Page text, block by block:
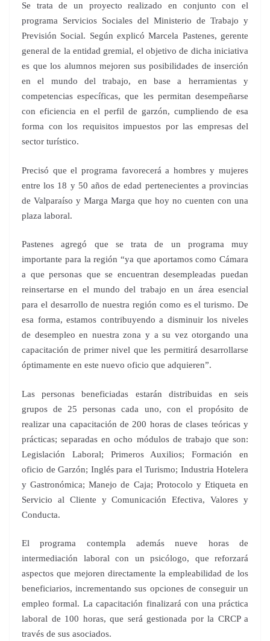
Se trata de un proyecto realizado en conjunto con el
programa Servicios Sociales del Ministerio de Trabajo y
Previsión Social. Según explicó Marcela Pastenes, gerente
general de la entidad gremial, el objetivo de dicha iniciativa
es que los alumnos mejoren sus posibilidades de inserción
en el mundo del trabajo, en base a herramientas y
competencias específicas, que les permitan desempeñarse
con eficiencia en el perfil de garzón, cumpliendo de esa
forma con los requisitos impuestos por las empresas del
sector turístico.
Precisó que el programa favorecerá a hombres y mujeres
entre los 18 y 50 años de edad pertenecientes a provincias
de Valparaíso y Marga Marga que hoy no cuenten con una
plaza laboral.
Pastenes agregó que se trata de un programa muy
importante para la región “ya que aportamos como Cámara
a que personas que se encuentran desempleadas puedan
reinsertarse en el mundo del trabajo en un área esencial
para el desarrollo de nuestra región como es el turismo. De
esa forma, estamos contribuyendo a disminuir los niveles
de desempleo en nuestra zona y a su vez otorgando una
capacitación de primer nivel que les permitirá desarrollarse
óptimamente en este nuevo oficio que adquieren”.
Las personas beneficiadas estarán distribuidas en seis
grupos de 25 personas cada uno, con el propósito de
realizar una capacitación de 200 horas de clases teóricas y
prácticas; separadas en ocho módulos de trabajo que son:
Legislación Laboral; Primeros Auxilios; Formación en
oficio de Garzón; Inglés para el Turismo; Industria Hotelera
y Gastronómica; Manejo de Caja; Protocolo y Etiqueta en
Servicio al Cliente y Comunicación Efectiva, Valores y
Conducta.
El programa contempla además nueve horas de
intermediación laboral con un psicólogo, que reforzará
aspectos que mejoren directamente la empleabilidad de los
beneficiarios, incrementando sus opciones de conseguir un
empleo formal. La capacitación finalizará con una práctica
laboral de 100 horas, que será gestionada por la CRCP a
través de sus asociados.